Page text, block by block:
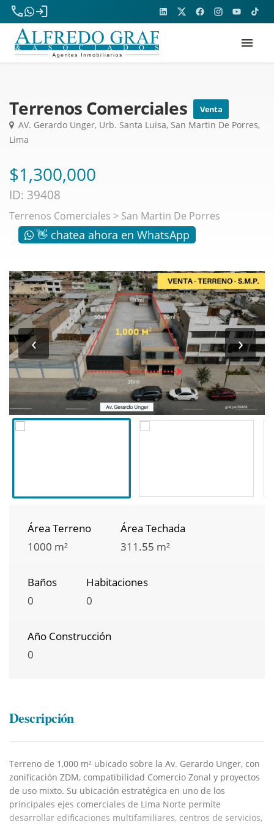
phone
login
menu
Terrenos Comerciales Venta
AV. Gerardo Unger, Urb. Santa Luisa, San Martin De Porres,
Lima
$1,300,000
ID: 39408
Terrenos Comerciales > San Martin De Porres
👋 chatea ahora en WhatsApp
‹ ›
Área Terreno
1000 m²
Área Techada
311.55 m²
Baños
0
Habitaciones
0
Año Construcción
0
Descripción
Terreno de 1,000 m² ubicado sobre la Av. Gerardo Unger, con
zonificación ZDM, compatibilidad Comercio Zonal y proyectos
de uso mixto. Su ubicación estratégica en uno de los
principales ejes comerciales de Lima Norte permite
desarrollar edificaciones multifamiliares, centros de servicios,